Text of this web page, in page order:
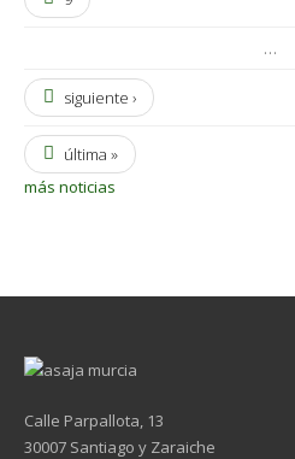
…
siguiente ›
última »
más noticias
Calle Parpallota, 13
30007 Santiago y Zaraiche